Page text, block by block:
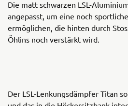
Die matt schwarzen LSL-
angepasst, um eine noch
ermöglichen, die hinten durch
Öhlins noch verstärkt wird.
Der LSL-Lenkungsdämpfer Titan